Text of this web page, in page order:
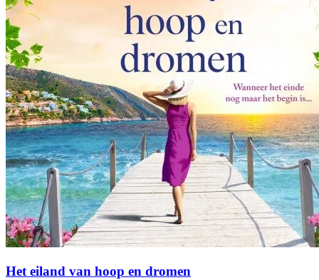
Het eiland van hoop en dromen